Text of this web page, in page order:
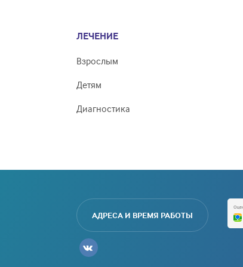
ЛЕЧЕНИЕ
Взрослым
Детям
Диагностика
АДРЕСА И ВРЕМЯ РАБОТЫ